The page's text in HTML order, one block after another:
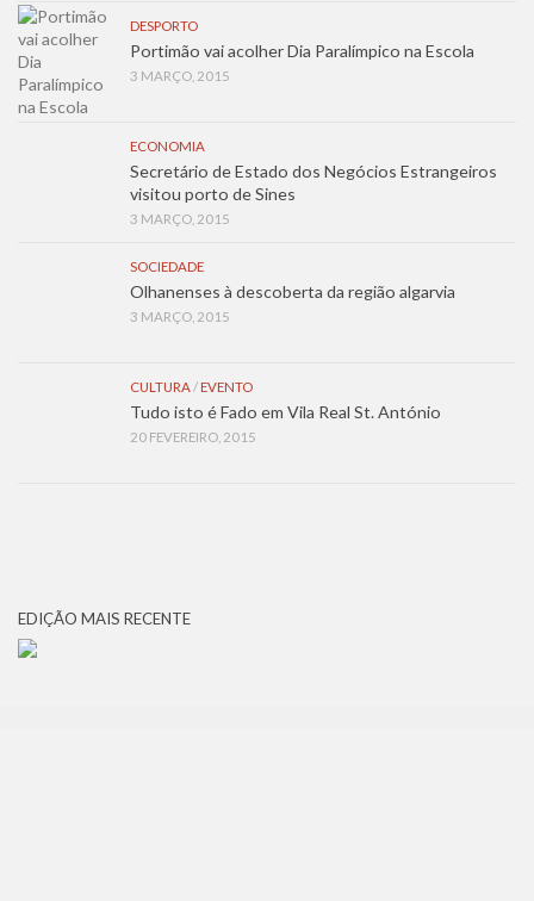
DESPORTO
Portimão vai acolher Dia Paralímpico na Escola
3 MARÇO, 2015
ECONOMIA
Secretário de Estado dos Negócios Estrangeiros
visitou porto de Sines
3 MARÇO, 2015
SOCIEDADE
Olhanenses à descoberta da região algarvia
3 MARÇO, 2015
CULTURA/ EVENTO
Tudo isto é Fado em Vila Real St. António
20 FEVEREIRO, 2015
EDIÇÃO MAIS RECENTE